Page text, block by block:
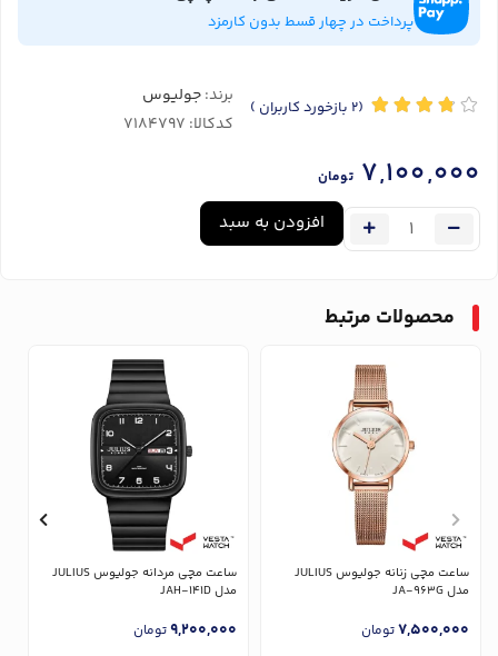
پرداخت در چهار قسط بدون کارمزد
(2 بازخورد کاربران ) برند:جولیوس
کدکالا:
7,100,000 تومان
افزودن به سبد
محصولات مرتبط
ساعت مچی زنانه جولیوس JULIUS
مدل JA-963G
7,500,000تومان
ساعت مچی مردانه جولیوس JULIUS
مدل JAH-141D
9,200,000تومان